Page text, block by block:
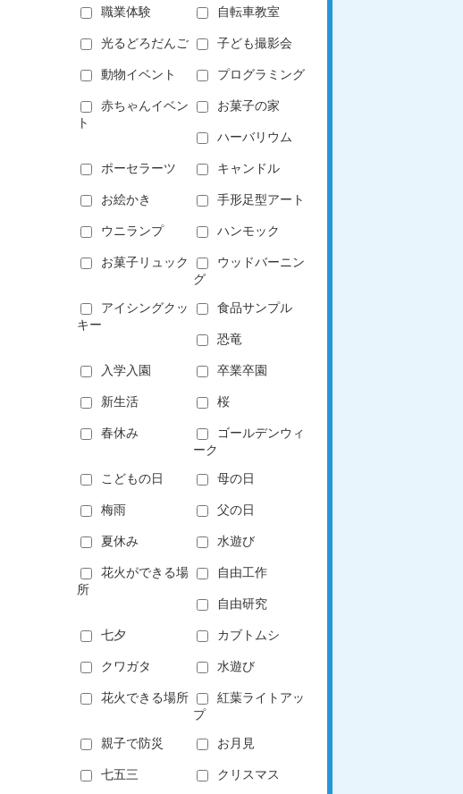
職業体験 自転車教室
光るどろだんご 子ども撮影会
動物イベント プログラミング
赤ちゃんイベン
ト
お菓子の家
ハーバリウム
ポーセラーツ キャンドル
お絵かき 手形足型アート
ウニランプ ハンモック
お菓子リュック
ウッドバーニン
グ
アイシングクッ
キー
食品サンプル
恐竜
入学入園 卒業卒園
新生活 桜
春休み
ゴールデンウィ
ーク
こどもの日 母の日
梅雨 父の日
夏休み 水遊び
花火ができる場
所
自由工作
自由研究
七夕 カブトムシ
クワガタ 水遊び
花火できる場所
紅葉ライトアッ
プ
親子で防災 お月見
七五三 クリスマス